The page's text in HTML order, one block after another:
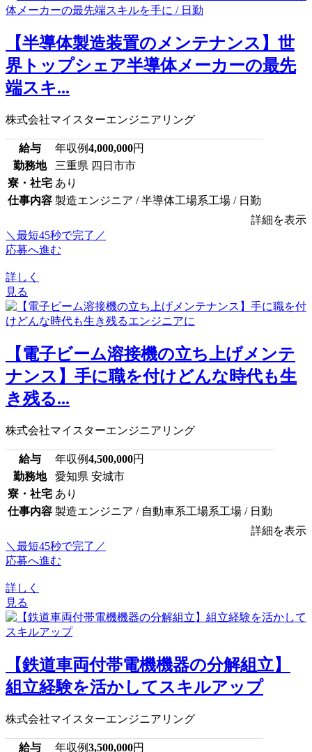
【半導体製造装置のメンテナンス】世
界トップシェア半導体メーカーの最先
端スキ...
株式会社マイスターエンジニアリング
給与 年収例4,000,000円
勤務地
三重県 四日市市
寮・社宅 あり
仕事内容 製造エンジニア / 半導体工場系工場 / 日勤
詳細を表示
＼最短45秒で完了／
応募へ進む
詳しく
見る
【電子ビーム溶接機の立ち上げメンテ
ナンス】手に職を付けどんな時代も生
き残る...
株式会社マイスターエンジニアリング
給与 年収例4,500,000円
勤務地
愛知県 安城市
寮・社宅 あり
仕事内容 製造エンジニア / 自動車系工場系工場 / 日勤
詳細を表示
＼最短45秒で完了／
応募へ進む
詳しく
見る
【鉄道車両付帯電機機器の分解組立】
組立経験を活かしてスキルアップ
株式会社マイスターエンジニアリング
給与 年収例3,500,000円